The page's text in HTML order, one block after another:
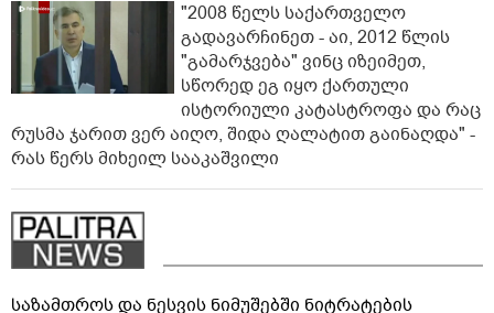
"2008 წელს საქართველო
გადავარჩინეთ - აი, 2012 წლის
"გამარჯვება" ვინც იზეიმეთ,
სწორედ ეგ იყო ქართული
ისტორიული კატასტროფა და რაც
რუსმა ჯარით ვერ აიღო, შიდა ღალატით გაინაღდა" -
რას წერს მიხეილ სააკაშვილი
საზამთროს და ნესვის ნიმუშებში ნიტრატების